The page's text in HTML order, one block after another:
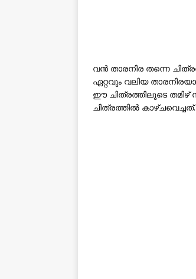
വൻ താരനിര തന്നെ
ഏറ്റവും വലിയ
ഈ ചിത്രത്തിലൂടെ തമിഴ്
ചിത്രത്തിൽ കാഴ്ചവെച്ചത്.